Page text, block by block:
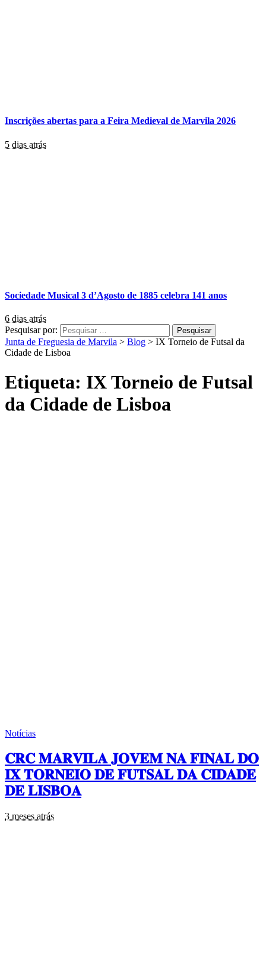
Inscrições abertas para a Feira Medieval de Marvila 2026
5 dias atrás
Sociedade Musical 3 d’Agosto de 1885 celebra 141 anos
6 dias atrás
Pesquisar por:
Junta de Freguesia de Marvila > Blog > IX Torneio de Futsal da
Cidade de Lisboa
Etiqueta: IX Torneio de Futsal
da Cidade de Lisboa
Notícias
𝐂𝐑𝐂 𝐌𝐀𝐑𝐕𝐈𝐋𝐀 𝐉𝐎𝐕𝐄𝐌 𝐍𝐀 𝐅𝐈𝐍𝐀𝐋 𝐃𝐎
𝐈𝐗 𝐓𝐎𝐑𝐍𝐄𝐈𝐎 𝐃𝐄 𝐅𝐔𝐓𝐒𝐀𝐋 𝐃𝐀 𝐂𝐈𝐃𝐀𝐃𝐄
𝐃𝐄 𝐋𝐈𝐒𝐁𝐎𝐀
3 meses atrás